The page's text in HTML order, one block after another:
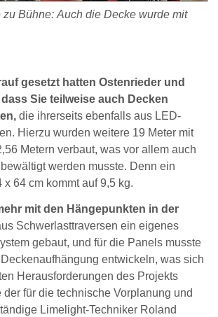
Bühne: Auch die Decke wurde mit
gesetzt hatten Ostenrieder und
Sie teilweise auch Decken
die ihrerseits ebenfalls aus LED-
Hierzu wurden weitere 19 Meter mit
Metern verbaut, was vor allem auch
werden musste. Denn ein
x 64 cm kommt auf 9,5 kg.
mit den Hängepunkten in der
Schwerlasttraversen ein eigenes
gebaut, und für die Panels musste
entwickeln, was sich
Herausforderungen des Projekts
der für die technische Vorplanung und
Limelight-Techniker Roland